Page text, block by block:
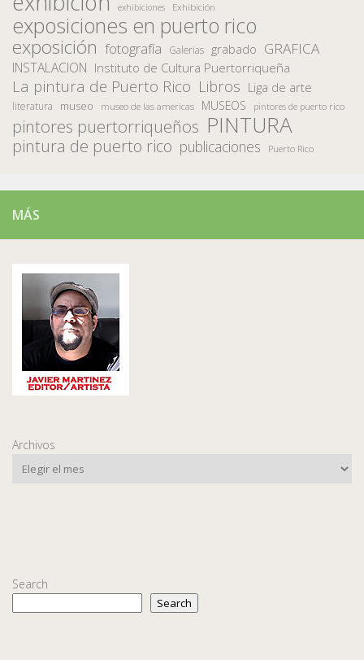
exhibiciones Exhibición
exposiciones en puerto rico
exposición fotografía Galerias grabado GRAFICA
INSTALACION Instituto de Cultura Puertorriqueña
La pintura de Puerto Rico Libros Liga de arte
literatura museo museo de las americas MUSEOS pintores de puerto rico
pintores puertorriqueños PINTURA
pintura de puerto rico publicaciones Puerto Rico
MÁS
Archivos
Search
Search